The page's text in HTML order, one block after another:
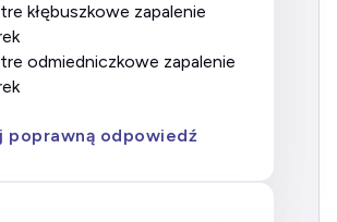
poprawną odpowiedź